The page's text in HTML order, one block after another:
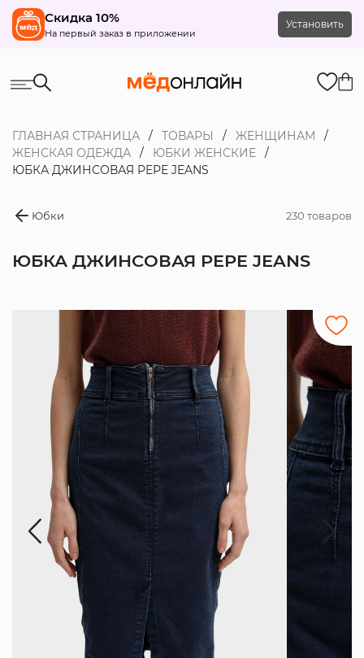
Скидка 10%
На первый заказ в приложении
Установить
ГЛАВНАЯ СТРАНИЦА ТОВАРЫ
ЖЕНЩИНАМ
ЖЕНСКАЯ ОДЕЖДА
ЮБКИ ЖЕНСКИЕ
ЮБКА ДЖИНСОВАЯ PEPE JEANS
Юбки 230 товаров
ЮБКА ДЖИНСОВАЯ PEPE JEANS